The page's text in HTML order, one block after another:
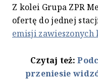
Z kolei Grupa ZPR
ofertę do jednej
emisji zawieszonych
Czytaj też:
przeniesie